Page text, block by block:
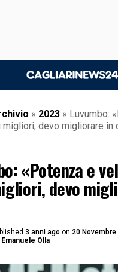
» 2023 » Luvumbo:
migliori, devo migliorare in
«Potenza e
devo
3 anni ago on 20 Novembre
Emanuele Olla